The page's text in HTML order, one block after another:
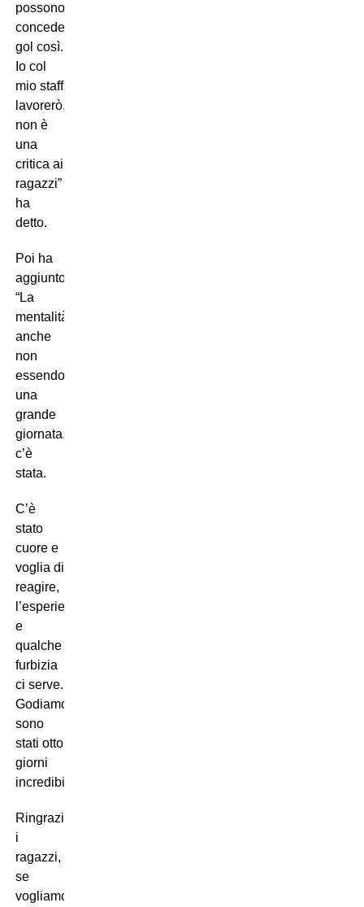
possono
concedere
gol così.
Io col
mio staff
lavorerò,
non è
una
critica ai
ragazzi”
ha
detto.
Poi ha
aggiunto:
“La
mentalità,
anche
non
essendo
una
grande
giornata,
c’è
stata.
C’è
stato
cuore e
voglia di
reagire,
l’esperienza
e
qualche
furbizia
ci serve.
Godiamocela,
sono
stati otto
giorni
incredibili.
Ringrazio
i
ragazzi,
se
vogliamo